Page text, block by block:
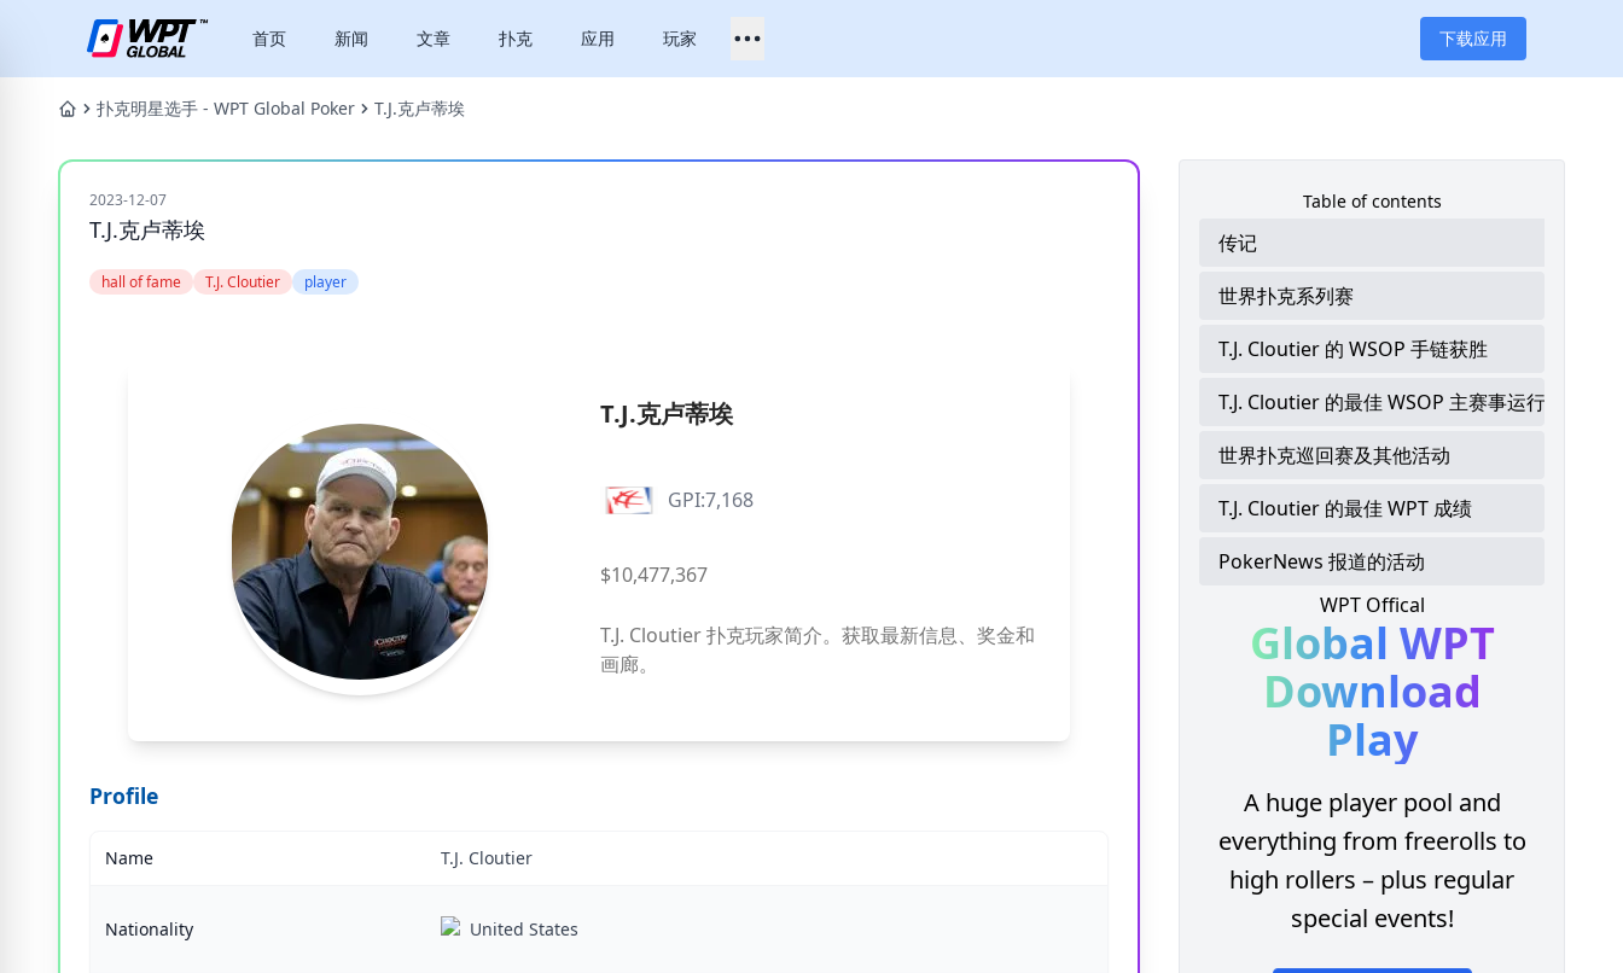
首页 新闻 文章 扑克 应用 玩家 下载应用
扑克明星选手 - WPT Global Poker T.J.克卢蒂埃
2023-12-07
T.J.克卢蒂埃
hall of fame T.J. Cloutier player
T.J.克卢蒂埃
GPI:7,168
$10,477,367
T.J. Cloutier 扑克玩家简介。获取最新信息、奖金和
画廊。
Profile
Name T.J. Cloutier
Nationality United States
Table of contents
传记
世界扑克系列赛
T.J. Cloutier 的 WSOP 手链获胜
T.J. Cloutier 的最佳 WSOP 主赛事运行
世界扑克巡回赛及其他活动
T.J. Cloutier 的最佳 WPT 成绩
PokerNews 报道的活动
WPT Offical
Global WPT
Download
Play
A huge player pool and
everything from freerolls to
high rollers – plus regular
special events!